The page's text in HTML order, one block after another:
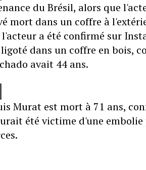
du Brésil, alors que
mort dans un coffre à
l'acteur a été confirmé sur
dans un coffre en bois,
avait 44 ans.
Murat est mort à 71 ans,
été victime d'une